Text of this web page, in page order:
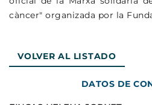
càncer" organizada por la
VOLVER AL LISTADO
DATOS DE